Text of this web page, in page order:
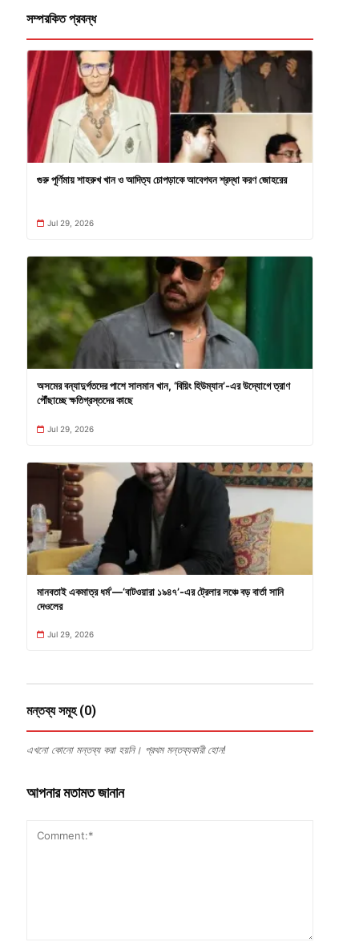
সম্পরকিত প্রবন্ধ
গুরু পূর্ণিমায় শাহরুখ খান ও আদিত্য চোপড়াকে আবেগঘন শ্রদ্ধা করণ জোহরের
Jul 29, 2026
অসমের বন্যাদুর্গতদের পাশে সালমান খান, ‘বিয়িং হিউম্যান’-এর উদ্যোগে ত্রাণ
পৌঁছাচ্ছে ক্ষতিগ্রস্তদের কাছে
Jul 29, 2026
মানবতাই একমাত্র ধর্ম’—‘বাটওয়ারা ১৯৪৭’-এর ট্রেলার লঞ্চে বড় বার্তা সানি
দেওলের
Jul 29, 2026
মন্তব্য সমূহ (0)
এখনো কোনো মন্তব্য করা হয়নি। প্রথম মন্তব্যকারী হোন!
আপনার মতামত জানান